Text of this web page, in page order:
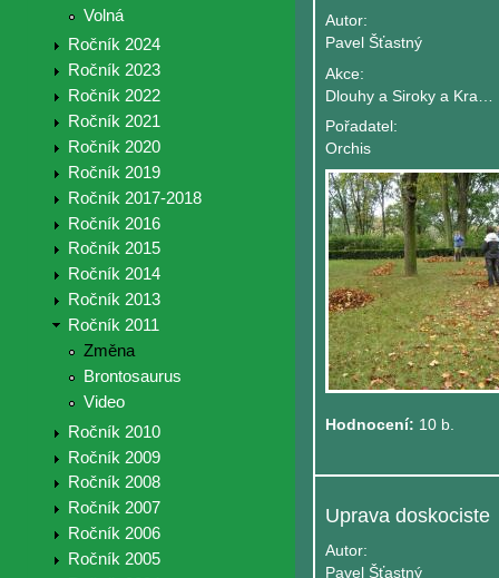
Volná
Ročník 2024
Ročník 2023
Ročník 2022
Ročník 2021
Ročník 2020
Ročník 2019
Ročník 2017-2018
Ročník 2016
Ročník 2015
Ročník 2014
Ročník 2013
Ročník 2011
Změna
Brontosaurus
Video
Ročník 2010
Ročník 2009
Ročník 2008
Ročník 2007
Ročník 2006
Ročník 2005
Autor:
Pavel Šťastný
Akce:
Pořadatel:
Orchis
Hodnocení: 10 b.
Uprava doskociste
Autor:
Pavel Šťastný